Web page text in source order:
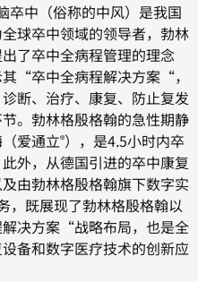
卒中（俗称的中风）是我国
球卒中领域的领导者，勃林
了卒中全病程管理的理念
“卒中全病程解决方案“，
断、治疗、康复、防止复发
。勃林格殷格翰的急性期静
爱通立®），是4.5小时内卒
外，从德国引进的卒中康复
勃林格殷格翰旗下数字实
，既展现了勃林格殷格翰以
决方案“战略布局，也是全
备和数字医疗技术的创新应